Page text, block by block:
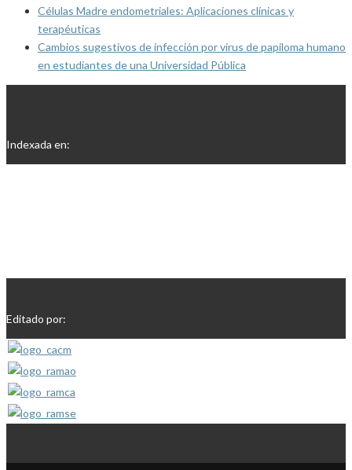
Células Madre endometriales: Aplicaciones clínicas y
terapéuticas
Cambios sugestivos de infección por virus de papiloma humano
en estudiantes de una Universidad Pública
Indexada en:
Editado por: